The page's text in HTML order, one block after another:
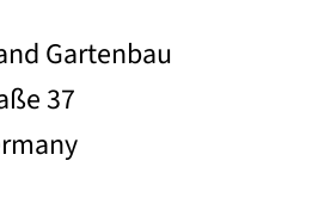
Gartenbau
37